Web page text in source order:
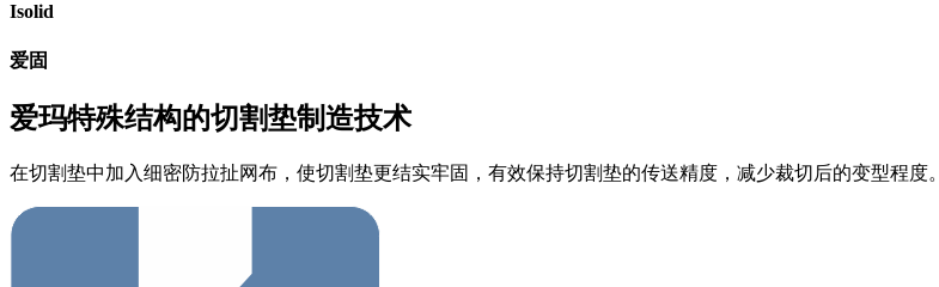
Isolid
爱固
爱玛特殊结构的切割垫制造技术
在切割垫中加入细密防拉扯网布，使切割垫更结实牢固，有效保持切割垫的传送精度，减少裁切后的变型程度。